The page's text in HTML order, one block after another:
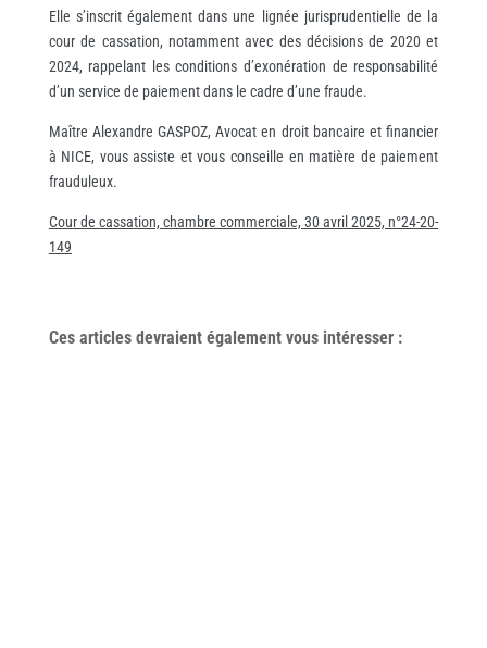
Elle s’inscrit également dans une lignée jurisprudentielle de la
cour de cassation, notamment avec des décisions de 2020 et
2024, rappelant les conditions d’exonération de responsabilité
d’un service de paiement dans le cadre d’une fraude.
Maître Alexandre GASPOZ, Avocat en droit bancaire et financier
à NICE, vous assiste et vous conseille en matière de paiement
frauduleux.
Cour de cassation, chambre commerciale, 30 avril 2025, n°24-20-
149
Ces articles devraient également vous intéresser: